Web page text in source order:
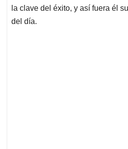
la clave del éxito, y así fuera él
del día.